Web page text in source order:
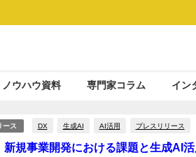
ノウハウ資料 専門家コラム イン
ース DX 生成AI AI活用 プレスリリース
新規事業開発における課題と生成AI